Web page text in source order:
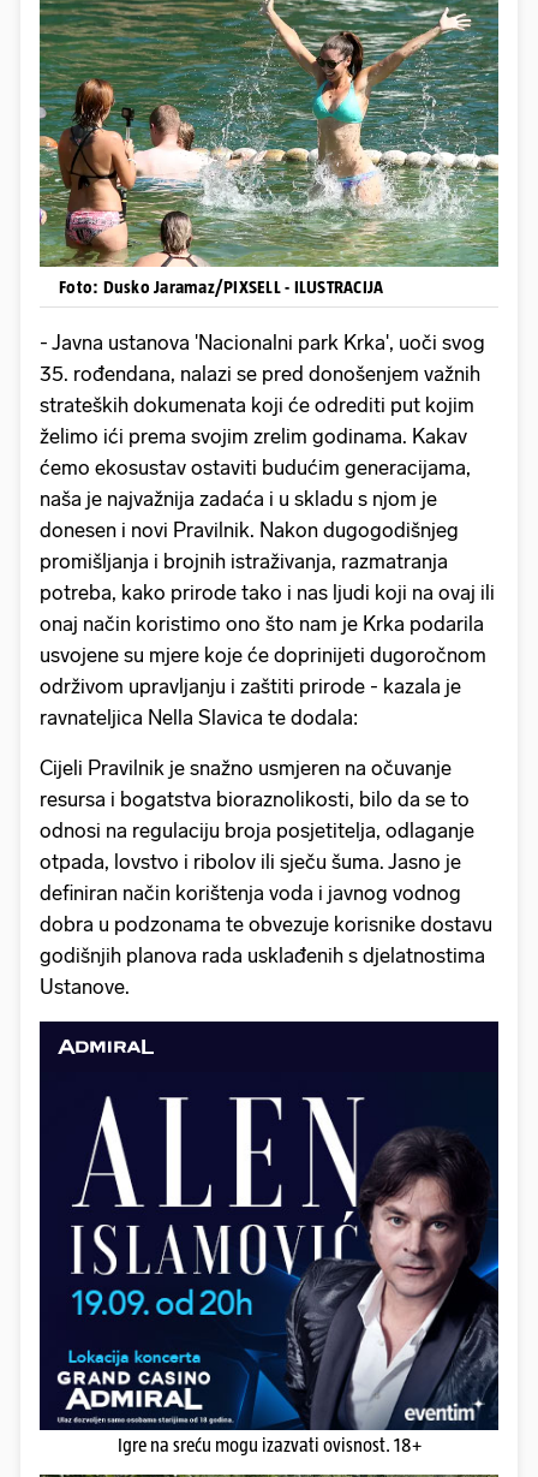
Foto: Dusko Jaramaz/PIXSELL - ILUSTRACIJA
- Javna ustanova 'Nacionalni park Krka', uoči svog
35. rođendana, nalazi se pred donošenjem važnih
strateških dokumenata koji će odrediti put kojim
želimo ići prema svojim zrelim godinama. Kakav
ćemo ekosustav ostaviti budućim generacijama,
naša je najvažnija zadaća i u skladu s njom je
donesen i novi Pravilnik. Nakon dugogodišnjeg
promišljanja i brojnih istraživanja, razmatranja
potreba, kako prirode tako i nas ljudi koji na ovaj ili
onaj način koristimo ono što nam je Krka podarila
usvojene su mjere koje će doprinijeti dugoročnom
održivom upravljanju i zaštiti prirode - kazala je
ravnateljica Nella Slavica te dodala:
Cijeli Pravilnik je snažno usmjeren na očuvanje
resursa i bogatstva bioraznolikosti, bilo da se to
odnosi na regulaciju broja posjetitelja, odlaganje
otpada, lovstvo i ribolov ili sječu šuma. Jasno je
definiran način korištenja voda i javnog vodnog
dobra u podzonama te obvezuje korisnike dostavu
godišnjih planova rada usklađenih s djelatnostima
Ustanove.
Igre na sreću mogu izazvati ovisnost. 18+